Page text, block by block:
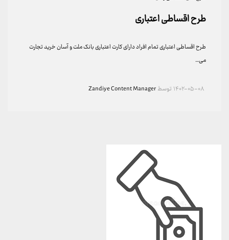
طرح اقساطی اعتباری
طرح اقساطی اعتباری تمام افراد دارای کارت اعتباری بانک ملت و آسان خرید تجارت
می…
۱۴۰۲-۰۵-۰۸ توسطZandiye Content Manager